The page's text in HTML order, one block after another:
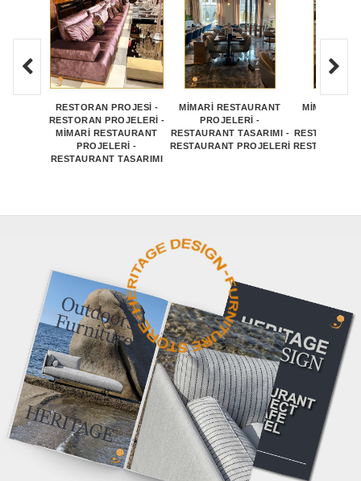
RESTORAN PROJESİ -
RESTORAN PROJELERİ -
MİMARİ RESTAURANT
PROJELERİ -
RESTAURANT TASARIMI
MİMARİ RESTAURANT
PROJELERİ -
RESTAURANT TASARIMI -
RESTAURANT PROJELERİ
MİMARİ
RESTAURANT